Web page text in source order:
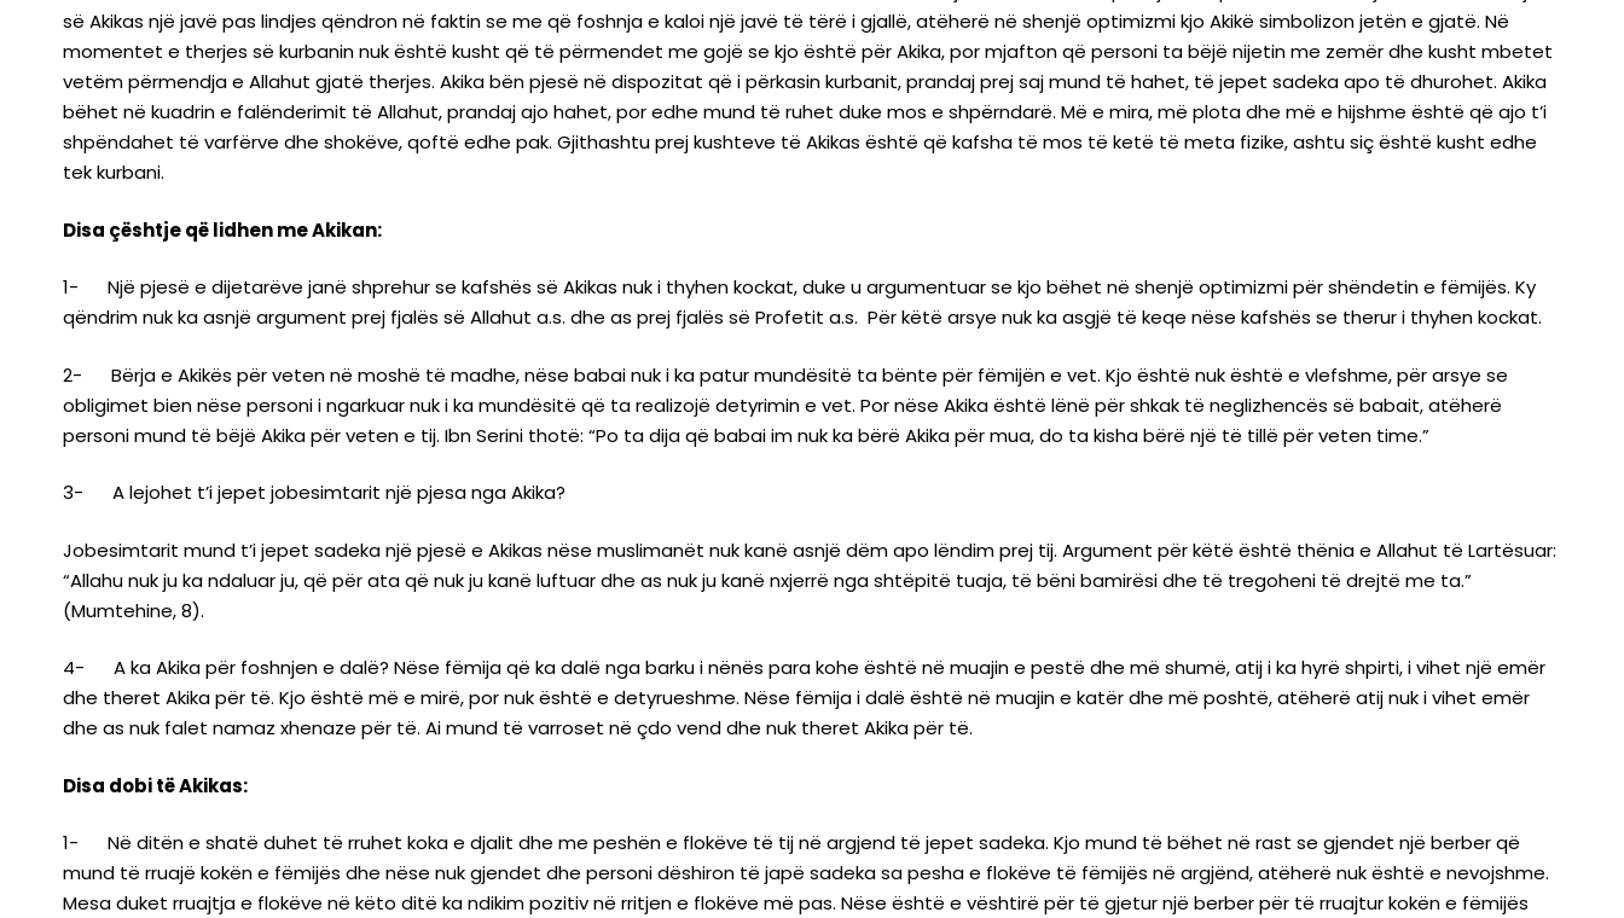
së Akikas një javë pas lindjes qëndron në faktin se me që foshnja e kaloi një javë të tërë i gjallë, atëherë në shenjë optimizmi kjo Akikë simbolizon jetën e gjatë. Në
momentet e therjes së kurbanin nuk është kusht që të përmendet me gojë se kjo është për Akika, por mjafton që personi ta bëjë nijetin me zemër dhe kusht mbetet
vetëm përmendja e Allahut gjatë therjes. Akika bën pjesë në dispozitat që i përkasin kurbanit, prandaj prej saj mund të hahet, të jepet sadeka apo të dhurohet. Akika
bëhet në kuadrin e falënderimit të Allahut, prandaj ajo hahet, por edhe mund të ruhet duke mos e shpërndarë. Më e mira, më plota dhe më e hijshme është që ajo t’i
shpëndahet të varfërve dhe shokëve, qoftë edhe pak. Gjithashtu prej kushteve të Akikas është që kafsha të mos të ketë të meta fizike, ashtu siç është kusht edhe
tek kurbani.
Disa çështje që lidhen me Akikan:
1- Një pjesë e dijetarëve janë shprehur se kafshës së Akikas nuk i thyhen kockat, duke u argumentuar se kjo bëhet në shenjë optimizmi për shëndetin e fëmijës. Ky
qëndrim nuk ka asnjë argument prej fjalës së Allahut a.s. dhe as prej fjalës së Profetit a.s. Për këtë arsye nuk ka asgjë të keqe nëse kafshës se therur i thyhen kockat.
2- Bërja e Akikës për veten në moshë të madhe, nëse babai nuk i ka patur mundësitë ta bënte për fëmijën e vet. Kjo është nuk është e vlefshme, për arsye se
obligimet bien nëse personi i ngarkuar nuk i ka mundësitë që ta realizojë detyrimin e vet. Por nëse Akika është lënë për shkak të neglizhencës së babait, atëherë
personi mund të bëjë Akika për veten e tij. Ibn Serini thotë: “Po ta dija që babai im nuk ka bërë Akika për mua, do ta kisha bërë një të tillë për veten time.”
3- A lejohet t’i jepet jobesimtarit një pjesa nga Akika?
Jobesimtarit mund t’i jepet sadeka një pjesë e Akikas nëse muslimanët nuk kanë asnjë dëm apo lëndim prej tij. Argument për këtë është thënia e Allahut të Lartësuar:
“Allahu nuk ju ka ndaluar ju, që për ata që nuk ju kanë luftuar dhe as nuk ju kanë nxjerrë nga shtëpitë tuaja, të bëni bamirësi dhe të tregoheni të drejtë me ta.”
(Mumtehine, 8).
4- A ka Akika për foshnjen e dalë? Nëse fëmija që ka dalë nga barku i nënës para kohe është në muajin e pestë dhe më shumë, atij i ka hyrë shpirti, i vihet një emër
dhe theret Akika për të. Kjo është më e mirë, por nuk është e detyrueshme. Nëse fëmija i dalë është në muajin e katër dhe më poshtë, atëherë atij nuk i vihet emër
dhe as nuk falet namaz xhenaze për të. Ai mund të varroset në çdo vend dhe nuk theret Akika për të.
Disa dobi të Akikas:
1- Në ditën e shatë duhet të rruhet koka e djalit dhe me peshën e flokëve të tij në argjend të jepet sadeka. Kjo mund të bëhet në rast se gjendet një berber që
mund të rruajë kokën e fëmijës dhe nëse nuk gjendet dhe personi dëshiron të japë sadeka sa pesha e flokëve të fëmijës në argjënd, atëherë nuk është e nevojshme.
Mesa duket rruajtja e flokëve në këto ditë ka ndikim pozitiv në rritjen e flokëve më pas. Nëse është e vështirë për të gjetur një berber për të rruajtur kokën e fëmijës